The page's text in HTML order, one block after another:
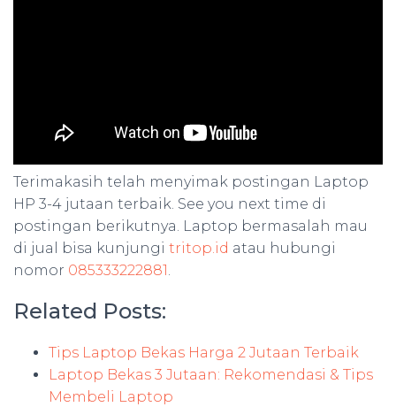
Terimakasih telah menyimak postingan Laptop
HP 3-4 jutaan terbaik. See you next time di
postingan berikutnya. Laptop bermasalah mau
di jual bisa kunjungi tritop.id atau hubungi
nomor 085333222881.
Related Posts:
Tips Laptop Bekas Harga 2 Jutaan Terbaik
Laptop Bekas 3 Jutaan: Rekomendasi & Tips
Membeli Laptop